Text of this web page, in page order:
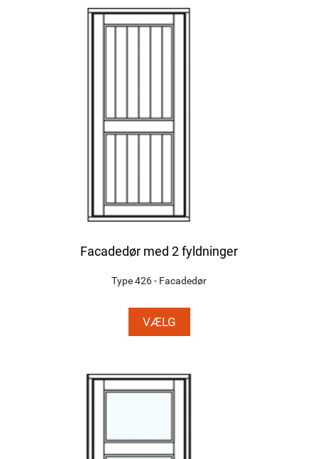
Facadedør med 2 fyldninger
Type 426 - Facadedør
VÆLG